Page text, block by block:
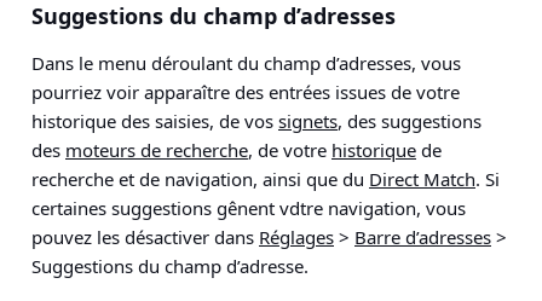
Suggestions du champ d’adresses
Dans le menu déroulant du champ d’adresses, vous
pourriez voir apparaître des entrées issues de votre
historique des saisies, de vos signets, des suggestions
des moteurs de recherche, de votre historique de
recherche et de navigation, ainsi que du Direct Match. Si
certaines suggestions gênent vdtre navigation, vous
pouvez les désactiver dans Réglages > Barre d’adresses >
Suggestions du champ d’adresse.